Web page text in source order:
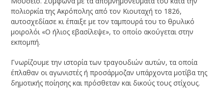
πολιορκία της Ακρόπολης από τον Κιουταχή το 1826,
αυτοσχεδίασε κι έπαιξε με τον ταμπουρά του το θρυλικό
μοιρολόι «Ο ήλιος εβασίλεψε», το οποίο ακούγεται στην
εκπομπή.
Γνωρίζουμε την ιστορία των τραγουδιών αυτών, τα οποία
έπλαθαν οι αγωνιστές ή προσάρμοζαν υπάρχοντα μοτίβα της
δημοτικής ποίησης και πρόσθεταν και δικούς τους στίχους.